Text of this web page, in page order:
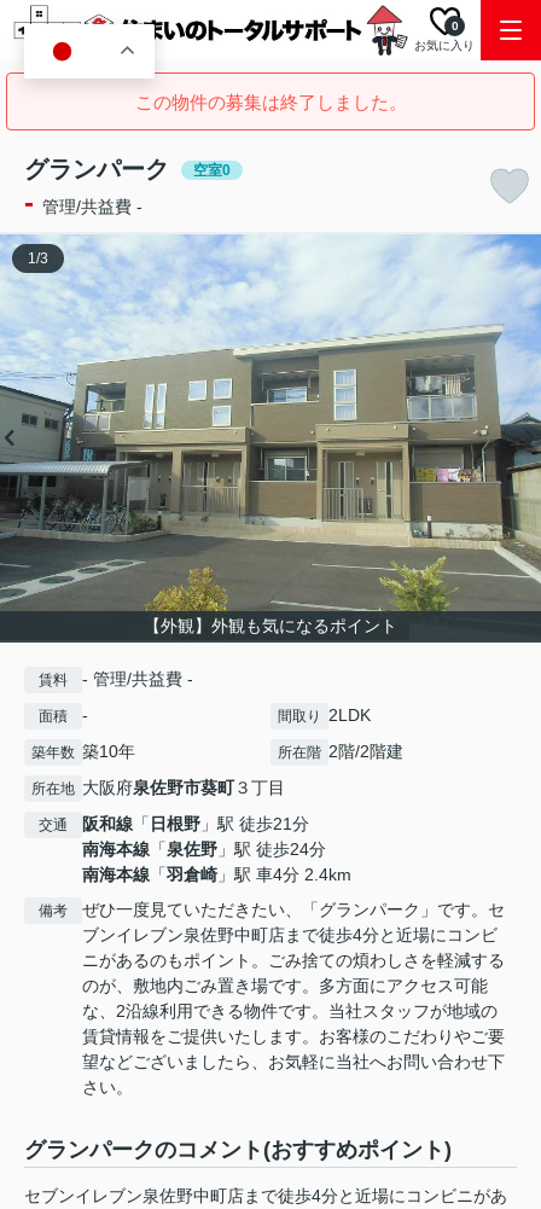
お気に入り
0
この物件の募集は終了しました。
グランパーク 空室0
- 管理/共益費 -
【外観】外観も気になるポイント
1/3
賃料 - 管理/共益費 -
面積 - 間取り 2LDK
築年数 築10年 所在階 2階/2階建
所在地 大阪府泉佐野市葵町３丁目
交通 阪和線 「 日根野 」駅 徒歩21分
南海本線 「泉佐野 」駅 徒歩24分
南海本線 「羽倉崎 」駅 車4分 2.4km
備考
ぜひ一度見ていただきたい、「グランパーク」です。セ
ブンイレブン泉佐野中町店まで徒歩4分と近場にコンビ
ニがあるのもポイント。ごみ捨ての煩わしさを軽減する
のが、敷地内ごみ置き場です。多方面にアクセス可能
な、2沿線利用できる物件です。当社スタッフが地域の
賃貸情報をご提供いたします。お客様のこだわりやご要
望などございましたら、お気軽に当社へお問い合わせ下
さい。
グランパークのコメント(おすすめポイント)
セブンイレブン泉佐野中町店まで徒歩4分と近場にコンビニがあ